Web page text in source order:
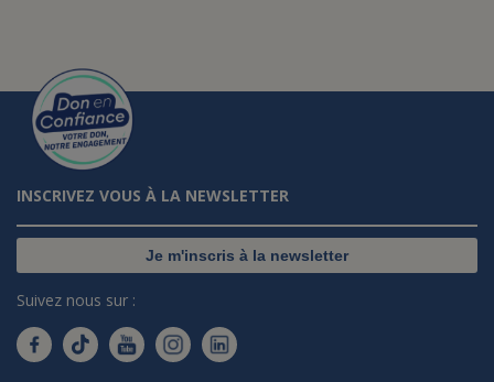
INSCRIVEZ VOUS À LA NEWSLETTER
Je m'inscris à la newsletter
Suivez nous sur :